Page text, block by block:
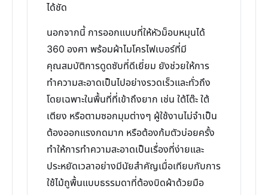
ได้ชัด
นอกจากนี้ การออกแบบที่ให้หัวม็อบหมุนได้
360 องศา พร้อมผ้าไมโครไฟเบอร์ที่มี
คุณสมบัติการดูดซับที่ดีเยี่ยม ยังช่วยให้การ
ทำความสะอาดเป็นไปอย่างรวดเร็วและทั่วถึง
โดยเฉพาะในพื้นที่ที่เข้าถึงยาก เช่น ใต้โต๊ะ ใต้
เตียง หรือตามซอกมุมต่างๆ ผู้ใช้งานไม่จำเป็น
ต้องออกแรงกดมาก หรือต้องก้มตัวบ่อยครั้ง
ทำให้การทำความสะอาดเป็นเรื่องที่ง่ายและ
ประหยัดเวลาอย่างมีนัยสำคัญเมื่อเทียบกับการ
ใช้ไม้ถูพื้นแบบธรรมดาที่ต้องบิดผ้าด้วยมือ